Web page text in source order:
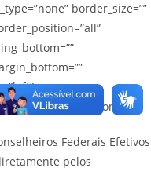
border_size=””
last=”no”][fusion_text]
Federais Efetivos
pelos